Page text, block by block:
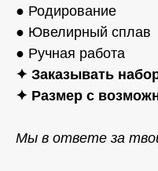
● Родирование
● Ювелирный сплав
● Ручная работа
✦ Заказывать
✦ Размер с
Мы в ответе за